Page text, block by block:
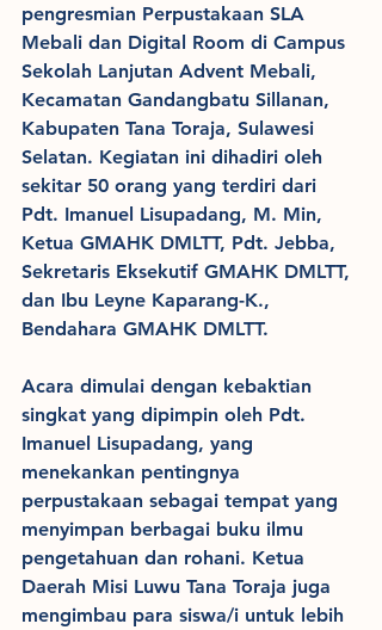
pengresmian Perpustakaan SLA
Mebali dan Digital Room di Campus
Sekolah Lanjutan Advent Mebali,
Kecamatan Gandangbatu Sillanan,
Kabupaten Tana Toraja, Sulawesi
Selatan. Kegiatan ini dihadiri oleh
sekitar 50 orang yang terdiri dari
Pdt. Imanuel Lisupadang, M. Min,
Ketua GMAHK DMLTT, Pdt. Jebba,
Sekretaris Eksekutif GMAHK DMLTT,
dan Ibu Leyne Kaparang-K.,
Bendahara GMAHK DMLTT.
Acara dimulai dengan kebaktian
singkat yang dipimpin oleh Pdt.
Imanuel Lisupadang, yang
menekankan pentingnya
perpustakaan sebagai tempat yang
menyimpan berbagai buku ilmu
pengetahuan dan rohani. Ketua
Daerah Misi Luwu Tana Toraja juga
mengimbau para siswa/i untuk lebih